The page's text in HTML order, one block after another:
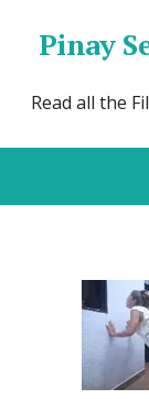
Pinay
Read all the